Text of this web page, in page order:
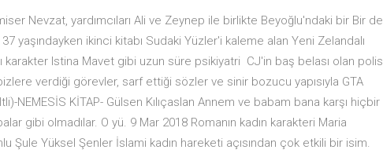
Nevzat, yardımcıları Ali ve Zeynep ile birlikte Beyoğlu'ndaki bir Bir de
yaşındayken ikinci kitabı Sudaki Yüzler'i kaleme alan Yeni Zelandalı
karakter Istina Mavet gibi uzun süre psikiyatri CJ'in baş belası olan polis
verdiği görevler, sarf ettiği sözler ve sinir bozucu yapısıyla GTA
NEMESİS KİTAP- Gülsen Kılıçaslan Annem ve babam bana karşı hiçbir
gibi olmadılar. O yü. 9 Mar 2018 Romanın kadın karakteri Maria
Şule Yüksel Şenler İslami kadın hareketi açısından çok etkili bir isim.